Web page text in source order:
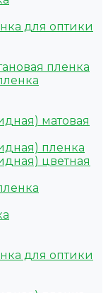
для оптики
пленка
матовая
пленка
цветная
для оптики